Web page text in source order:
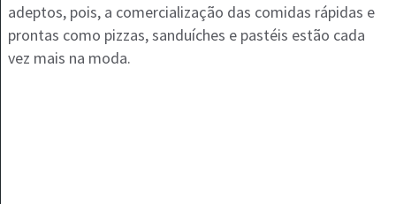
adeptos, pois, a comercialização das comidas rápidas e
prontas como pizzas, sanduíches e pastéis estão cada
vez mais na moda.